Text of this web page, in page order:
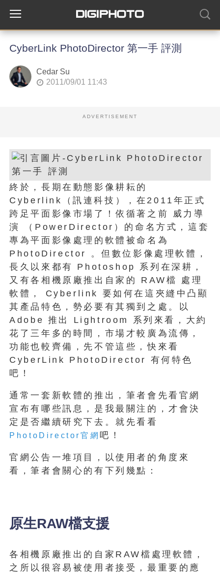
CyberLink PhotoDirector 第一手 評測
Cedar Su
2011/09/01 11:43
ADVERTISEMENT
終於，長期在動態影像耕耘的
Cyberlink（訊連科技），在2011年正式
跨足平面影像市場了！依循著之前 威力導
演 （PowerDirector）的命名方式，這套
專為平面影像處理的軟體被命名為
PhotoDirector 。但數位影像處理軟體，
長久以來都有 Photoshop 系列在深耕，
又有各相機原廠推出自家的 RAW檔 處理
軟體， Cyberlink 要如何在這夾縫中凸顯
其產品特色，勢必要有其獨到之處。以
Adobe 推出 Lightroom 系列來看，大約
花了三年多的時間，市場才較廣為流傳，
功能也較齊備，先不管這些，快來看
CyberLink PhotoDirector 有何特色
吧！
通常一套新軟體的推出，筆者會先看官網
宣布有哪些訊息，是我最關注的，才會決
定是否繼續研究下去。就先看看
PhotoDirector官網 吧！
官網公告一堆項目，以使用者的角度來
看，筆者會關心的有下列幾點：
原生RAW檔支援
各相機原廠推出的自家RAW檔處理軟體，
之所以很容易被使用者接受，最重要的應